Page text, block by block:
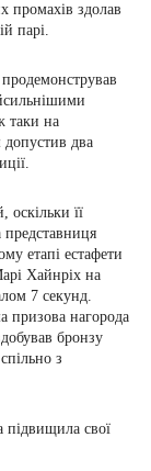
промахів здолав
парі.
таки на
два
оскільки її
етапі естафети
Хайнріх на
7 секунд.
призова нагорода
бронзу
з
підвищила свої